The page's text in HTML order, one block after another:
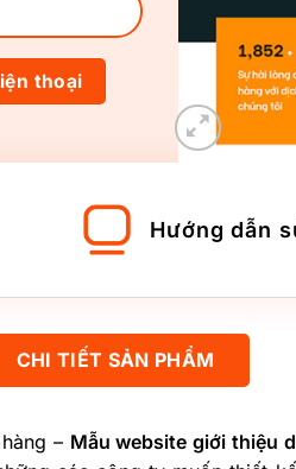
thoại
Hướng dẫn
CHI TIẾT SẢN PHẨM
– Mẫu website giới thiệu